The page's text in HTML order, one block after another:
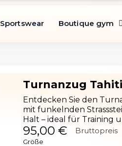
Sportswear Boutique gym
Turnanzug
Entdecken Sie den
mit funkelnden
Halt – ideal für Training
95,00 € Bruttopreis
Größe